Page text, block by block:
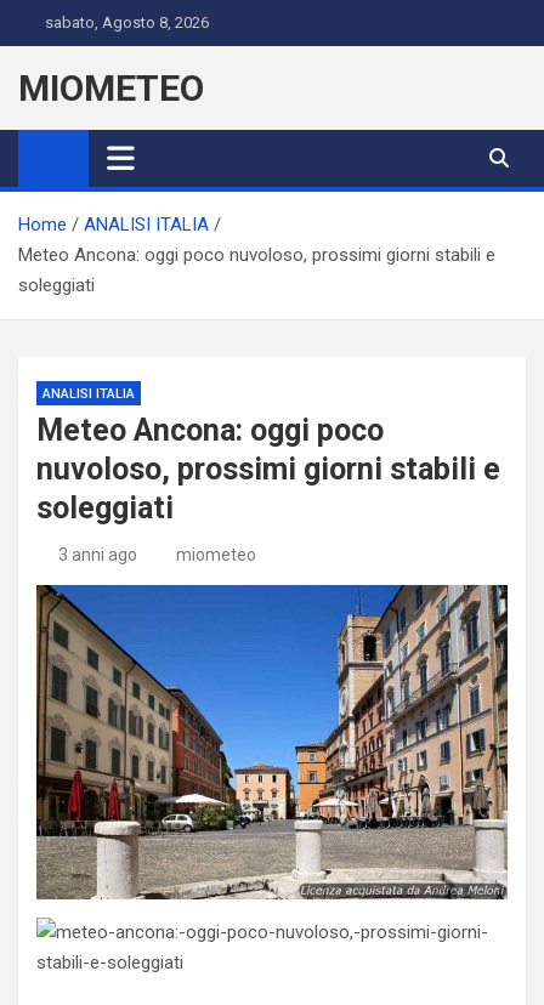
to
content
sabato, Agosto 8, 2026
MIOMETEO
Home
ANALISI ITALIA
Meteo Ancona: oggi poco nuvoloso, prossimi giorni stabili e
soleggiati
ANALISI ITALIA
Meteo Ancona: oggi poco
nuvoloso, prossimi giorni stabili e
soleggiati
3 anni ago miometeo